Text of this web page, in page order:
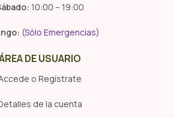
10:00 – 19:00
(Sólo Emergencias)
DE USUARIO
o Regístrate
de la cuenta